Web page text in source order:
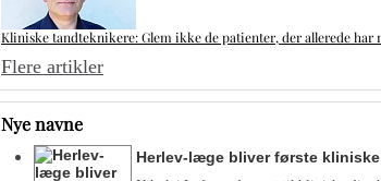
Kliniske tandteknikere: Glem ikke de patienter, der allerede har
Flere artikler
Nye navne
Herlev-læge bliver første